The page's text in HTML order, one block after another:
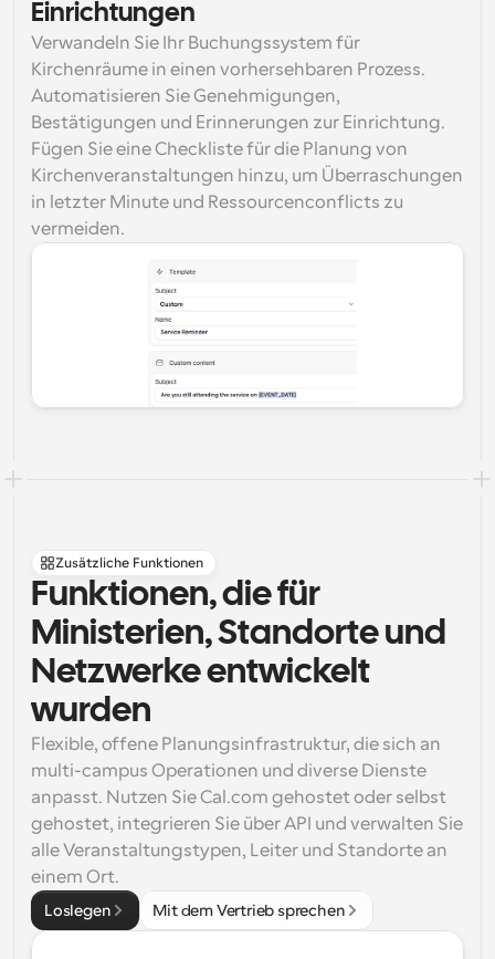
Einrichtungen
Verwandeln Sie Ihr Buchungssystem für
Kirchenräume in einen vorhersehbaren Prozess.
Automatisieren Sie Genehmigungen,
Bestätigungen und Erinnerungen zur Einrichtung.
Fügen Sie eine Checkliste für die Planung von
Kirchenveranstaltungen hinzu, um Überraschungen
in letzter Minute und Ressourcenconflicts zu
vermeiden.
Zusätzliche Funktionen
Funktionen, die für
Ministerien, Standorte und
Netzwerke entwickelt
wurden
Flexible, offene Planungsinfrastruktur, die sich an
multi-campus Operationen und diverse Dienste
anpasst. Nutzen Sie Cal.com gehostet oder selbst
gehostet, integrieren Sie über API und verwalten Sie
alle Veranstaltungstypen, Leiter und Standorte an
einem Ort.
Loslegen Mit dem Vertrieb sprechen